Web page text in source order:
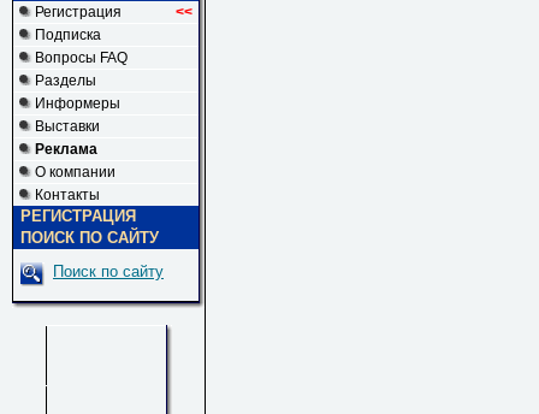
Регистрация <<
Подписка
Вопросы FAQ
Разделы
Информеры
Выставки
Реклама
О компании
Контакты
РЕГИСТРАЦИЯ
ПОИСК ПО САЙТУ
Поиск по сайту